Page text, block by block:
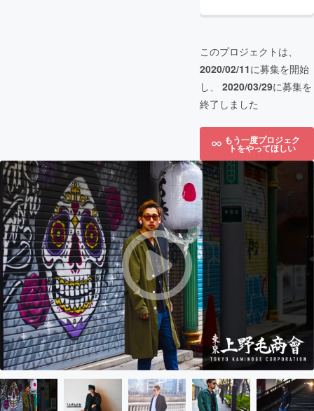
このプロジェクトは、
2020/02/11に募集を開始
し、 2020/03/29に募集を
終了しました
もう一度プロジェク
トをやってほしい